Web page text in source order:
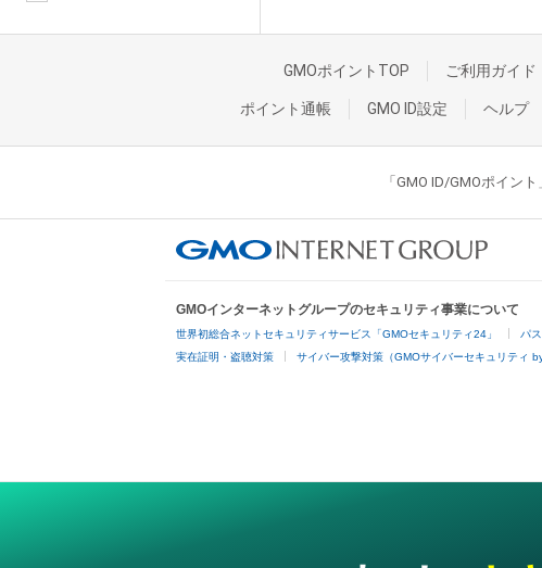
GMOポイントTOP ご利用ガイド
ポイント通帳 GMO ID設定 ヘルプ
「GMO ID/GMOポイン
GMOインターネットグループのセキュリティ事業について
世界初総合ネットセキュリティサービス「GMOセキュリティ24」 パ
実在証明・盗聴対策 サイバー攻撃対策（GMOサイバーセキュリティ by